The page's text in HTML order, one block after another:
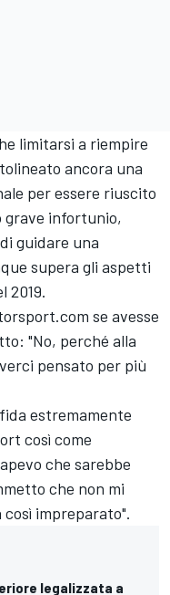
limitarsi a riempire
ancora una
per essere riuscito
grave infortunio,
guidare una
supera gli aspetti
2019.
se avesse
"No, perché alla
pensato per più
estremamente
così come
che sarebbe
che non mi
impreparato".
legalizzata a